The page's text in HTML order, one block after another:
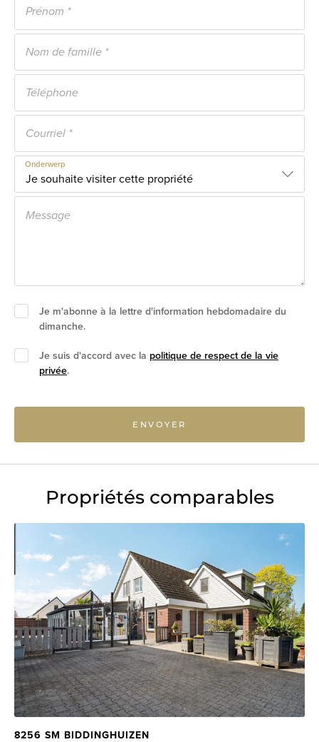
Onderwerp
Je m'abonne à la lettre d'information hebdomadaire du
dimanche.
Je suis d'accord avec la politique de respect de la vie
privée.
ENVOYER
Propriétés comparables
8256 SM BIDDINGHUIZEN